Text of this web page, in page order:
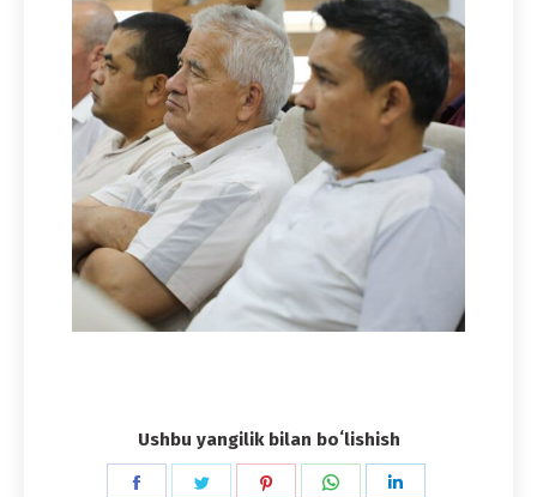
Ushbu yangilik bilan boʻlishish
Share
Share
Share
Share